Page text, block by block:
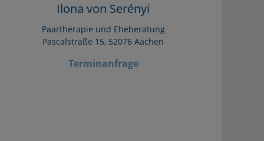
Ilona von Serényi
Paartherapie und Eheberatung
Pascalstraße 15, 52076 Aachen
Terminanfrage